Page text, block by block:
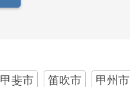
甲斐市 笛吹市 甲州市